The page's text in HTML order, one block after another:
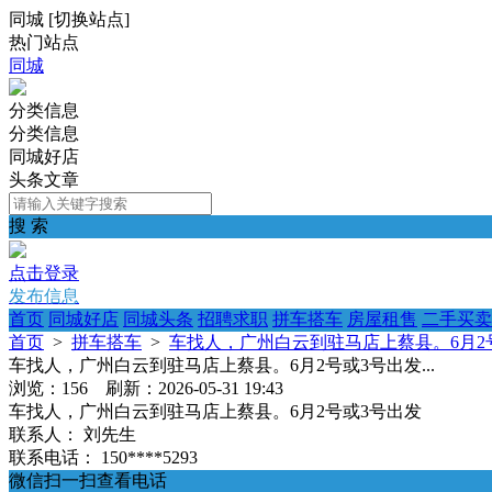
同城 [切换站点]
热门站点
同城
分类信息
分类信息
同城好店
头条文章
搜 索
点击登录
发布信息
首页 同城好店 同城头条 招聘求职 拼车搭车 房屋租售 二手买卖
首页 > 拼车搭车 > 车找人，广州白云到驻马店上蔡县。6月2
车找人，广州白云到驻马店上蔡县。6月2号或3号出发...
浏览：156 刷新：2026-05-31 19:43
车找人，广州白云到驻马店上蔡县。6月2号或3号出发
联系人：
刘先生
联系电话：
150****5293
微信扫一扫查看电话